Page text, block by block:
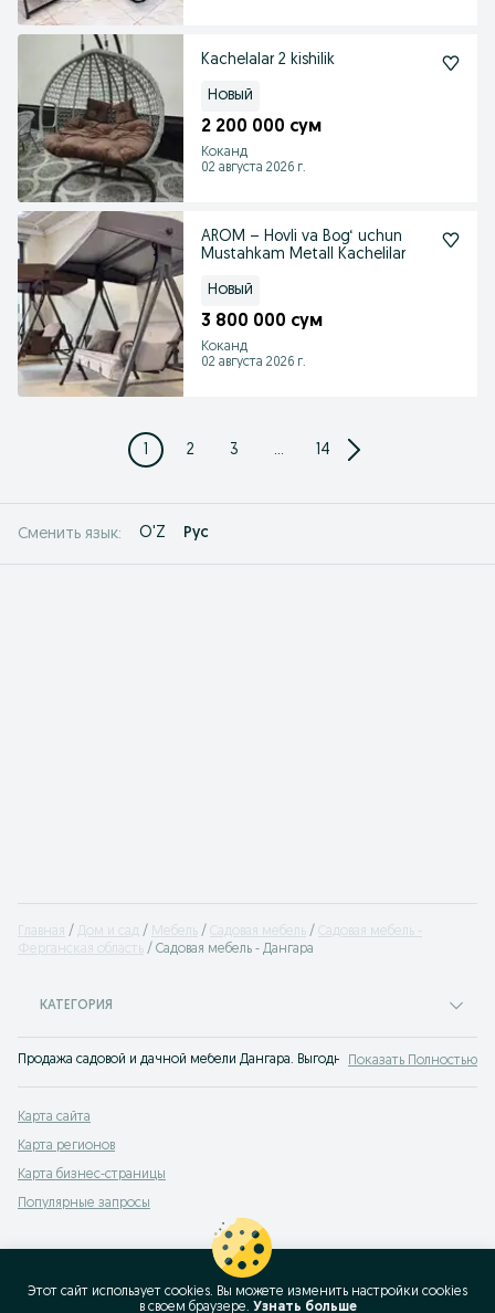
Kachelalar 2 kishilik
Новый
2 200 000 сум
Коканд
02 августа 2026 г.
AROM – Hovli va Bog‘ uchun
Mustahkam Metall Kachelilar
Новый
3 800 000 сум
Коканд
02 августа 2026 г.
1 2 3 ... 14
Сменить язык: O'Z Рус
Главная Дом и сад Мебель Садовая мебель
Садовая мебель -
Ферганская область
Садовая мебель - Дангара
КАТЕГОРИЯ
Продажа садовой и дачной мебели Дангара. Выгодные предложения
Показать Полностью
Карта сайта
Карта регионов
Карта бизнес-страницы
Популярные запросы
Этот сайт использует cookies. Вы можете изменить настройки cookies
в своeм браузере. Узнать больше